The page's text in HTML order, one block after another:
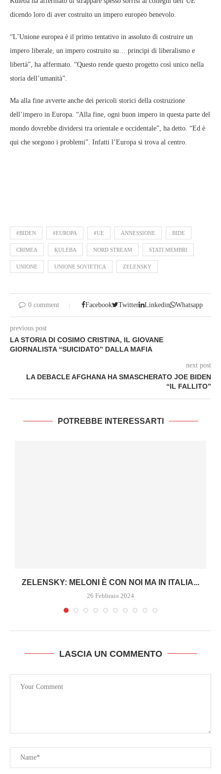
dicendo loro di aver costruito un impero europeo benevolo.
“L’Unione europea è il primo tentativo in assoluto di costruire un
impero liberale, un impero costruito su… principi di liberalismo e
libertà”, ha affermato. “Questo rende questo progetto così unico nella
storia dell’umanità”.
Ma alla fine avverte anche dei pericoli storici della costruzione
dell’impero in Europa. “Alla fine, ogni buon impero in questa parte del
mondo dovrebbe dividersi tra orientale e occidentale”, ha detto. “Ed è
qui che sorgono i problemi”. Infatti l’Europa si trova al centro.
#BIDEN #EUROPA #UE ANNESSIONE BIDE
CRIMEA KULEBA NORD STREAM STATI MEMBRI
UNIONE UNIONE SOVIETICA ZELENSKY
0 comment Facebook Twitter Linkedin Whatsapp
previous post
LA STORIA DI COSIMO CRISTINA, IL GIOVANE
GIORNALISTA “SUICIDATO” DALLA MAFIA
next post
LA DEBACLE AFGHANA HA SMASCHERATO JOE BIDEN
“IL FALLITO”
POTREBBE INTERESSARTI
ZELENSKY: MELONI È CON NOI MA IN ITALIA...
26 Febbraio 2024
LASCIA UN COMMENTO